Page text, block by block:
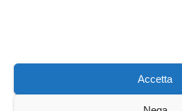
Accetta